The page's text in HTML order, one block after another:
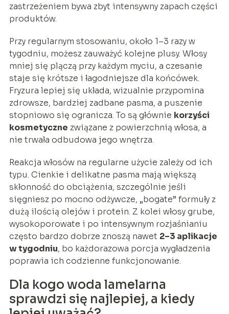
zastrzeżeniem bywa zbyt intensywny zapach części
produktów.
Przy regularnym stosowaniu, około 1–3 razy w
tygodniu, możesz zauważyć kolejne plusy. Włosy
mniej się plączą przy każdym myciu, a czesanie
staje się krótsze i łagodniejsze dla końcówek.
Fryzura lepiej się układa, wizualnie przypomina
zdrowsze, bardziej zadbane pasma, a puszenie
stopniowo się ogranicza. To są głównie korzyści
kosmetyczne związane z powierzchnią włosa, a
nie trwała odbudowa jego wnętrza.
Reakcja włosów na regularne użycie zależy od ich
typu. Cienkie i delikatne pasma mają większą
skłonność do obciążenia, szczególnie jeśli
sięgniesz po mocno odżywcze, „bogate” formuły z
dużą ilością olejów i protein. Z kolei włosy grube,
wysokoporowate i po intensywnym rozjaśnianiu
często bardzo dobrze znoszą nawet 2–3 aplikacje
w tygodniu, bo każdorazowa porcja wygładzenia
poprawia ich codzienne funkcjonowanie.
Dla kogo woda lamelarna
sprawdzi się najlepiej, a kiedy